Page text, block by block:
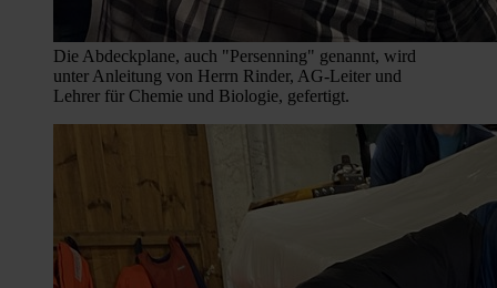
Die Abdeckplane, auch "Persenning" genannt, wird
unter Anleitung von Herrn Rinder, AG-Leiter und
Lehrer für Chemie und Biologie, gefertigt.